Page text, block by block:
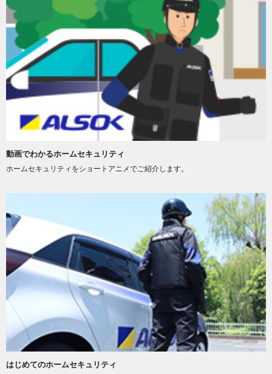
動画でわかるホームセキュリティ
ホームセキュリティをショートアニメでご紹介します。
はじめてのホームセキュリティ